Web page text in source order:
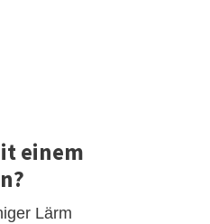
einem
Lärm